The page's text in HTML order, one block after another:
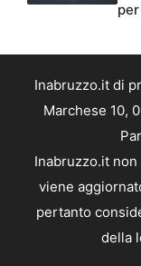
Inabruzzo.it di
Marchese 10,
Inabruzzo.it
viene
pertanto
della